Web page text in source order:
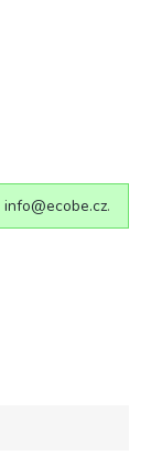
info@ecobe.cz.